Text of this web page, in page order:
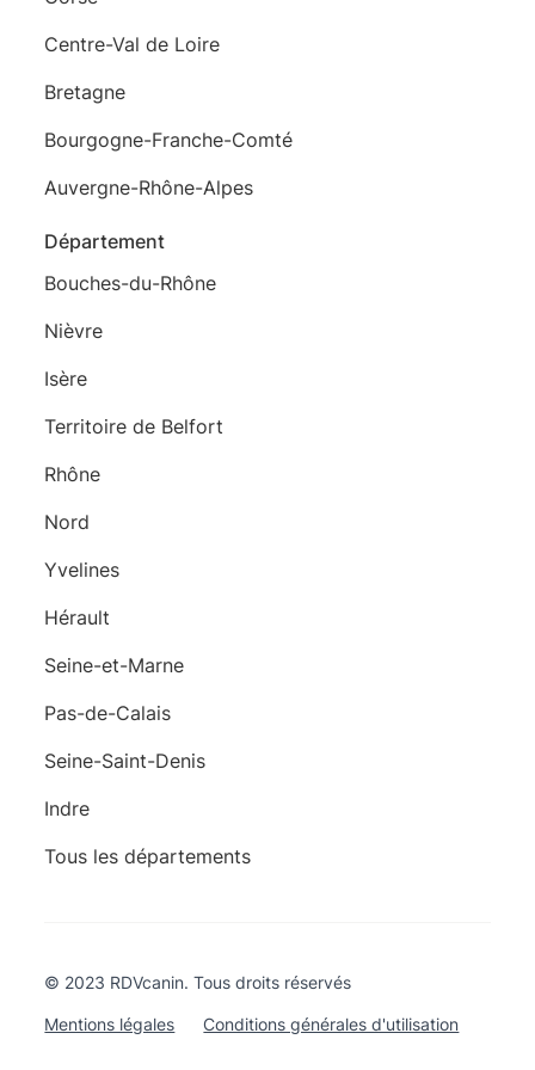
Centre-Val de Loire
Bretagne
Bourgogne-Franche-Comté
Auvergne-Rhône-Alpes
Département
Bouches-du-Rhône
Nièvre
Isère
Territoire de Belfort
Rhône
Nord
Yvelines
Hérault
Seine-et-Marne
Pas-de-Calais
Seine-Saint-Denis
Indre
Tous les départements
© 2023 RDVcanin. Tous droits réservés
Mentions légales Conditions générales d'utilisation